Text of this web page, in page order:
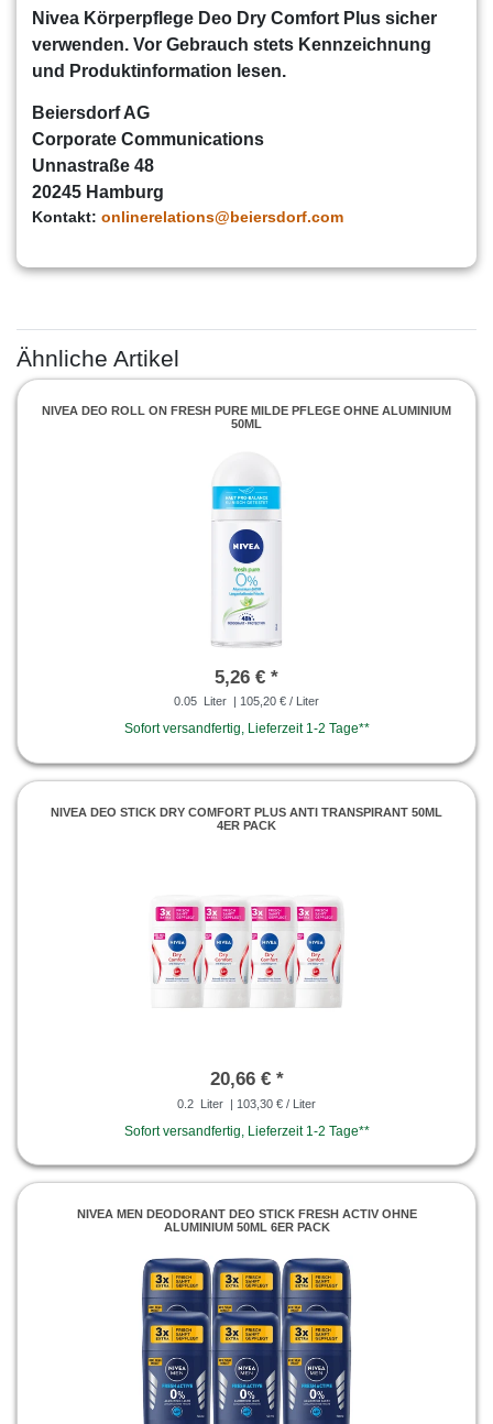
Nivea Körperpflege Deo Dry Comfort Plus sicher
verwenden. Vor Gebrauch stets Kennzeichnung
und Produktinformation lesen.
Beiersdorf AG
Corporate Communications
Unnastraße 48
20245 Hamburg
Kontakt: onlinerelations@beiersdorf.com
Ähnliche Artikel
NIVEA DEO ROLL ON FRESH PURE MILDE PFLEGE OHNE ALUMINIUM
50ML
5,26 € *
0.05 Liter | 105,20 € / Liter
Sofort versandfertig, Lieferzeit 1-2 Tage**
NIVEA DEO STICK DRY COMFORT PLUS ANTI TRANSPIRANT 50ML
4ER PACK
20,66 € *
0.2 Liter | 103,30 € / Liter
Sofort versandfertig, Lieferzeit 1-2 Tage**
NIVEA MEN DEODORANT DEO STICK FRESH ACTIV OHNE
ALUMINIUM 50ML 6ER PACK